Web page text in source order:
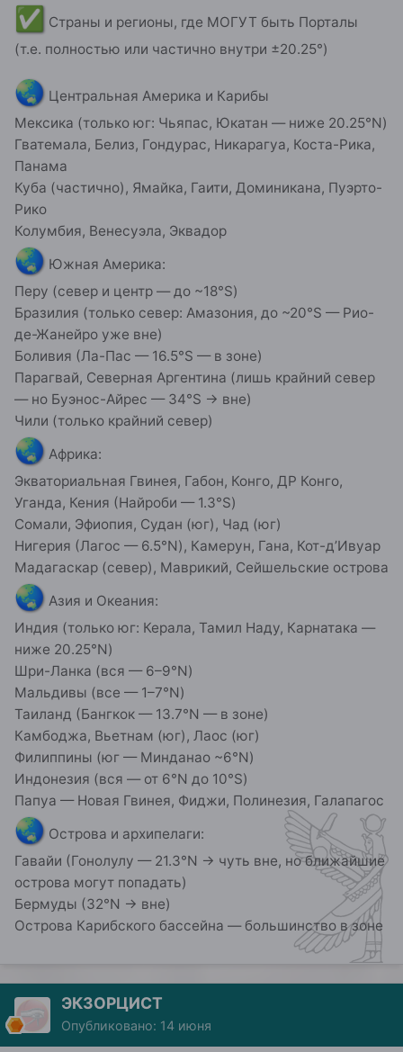
✅ Страны и регионы, где МОГУТ быть Порталы
(т.е. полностью или частично внутри ±20.25°)
🌏 Центральная Америка и Карибы
Мексика (только юг: Чьяпас, Юкатан — ниже 20.25°N)
Гватемала, Белиз, Гондурас, Никарагуа, Коста-Рика,
Панама
Куба (частично), Ямайка, Гаити, Доминикана, Пуэрто-
Рико
Колумбия, Венесуэла, Эквадор
🌏 Южная Америка:
Перу (север и центр — до ~18°S)
Бразилия (только север: Амазония, до ~20°S — Рио-
де-Жанейро уже вне)
Боливия (Ла-Пас — 16.5°S — в зоне)
Парагвай, Северная Аргентина (лишь крайний север
— но Буэнос-Айрес — 34°S → вне)
Чили (только крайний север)
🌏 Африка:
Экваториальная Гвинея, Габон, Конго, ДР Конго,
Уганда, Кения (Найроби — 1.3°S)
Сомали, Эфиопия, Судан (юг), Чад (юг)
Нигерия (Лагос — 6.5°N), Камерун, Гана, Кот-д’Ивуар
Мадагаскар (север), Маврикий, Сейшельские острова
🌏 Азия и Океания:
Индия (только юг: Керала, Тамил Наду, Карнатака —
ниже 20.25°N)
Шри-Ланка (вся — 6–9°N)
Мальдивы (все — 1–7°N)
Таиланд (Бангкок — 13.7°N — в зоне)
Камбоджа, Вьетнам (юг), Лаос (юг)
Филиппины (юг — Минданао ~6°N)
Индонезия (вся — от 6°N до 10°S)
Папуа — Новая Гвинея, Фиджи, Полинезия, Галапагос
🌏 Острова и архипелаги:
Гавайи (Гонолулу — 21.3°N → чуть вне, но ближайшие
острова могут попадать)
Бермуды (32°N → вне)
Острова Карибского бассейна — большинство в зоне
ЭКЗОРЦИСТ
Опубликовано: 14 июня